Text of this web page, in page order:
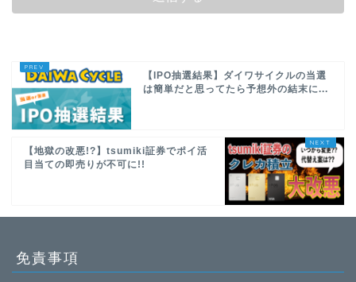
【IPO抽選結果】ダイワサイクルの当選
は簡単だと思ってたら予想外の結末に...
【地獄の改悪!?】tsumiki証券でポイ活
目当ての即売りが不可に!!
免責事項